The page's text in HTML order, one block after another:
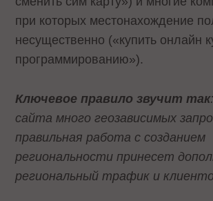
при которых местонахождение
несущественно («купить онлайн
программированию»).
Ключевое правило звучит так
сайта много геозависимых
правильная работа с созданием
региональности принесет
региональный трафик и